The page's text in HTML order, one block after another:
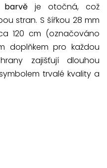
je otočná, což
stran. S šířkou 28 mm
120 cm (označováno
doplňkem pro každou
zajišťují dlouhou
trvalé kvality a